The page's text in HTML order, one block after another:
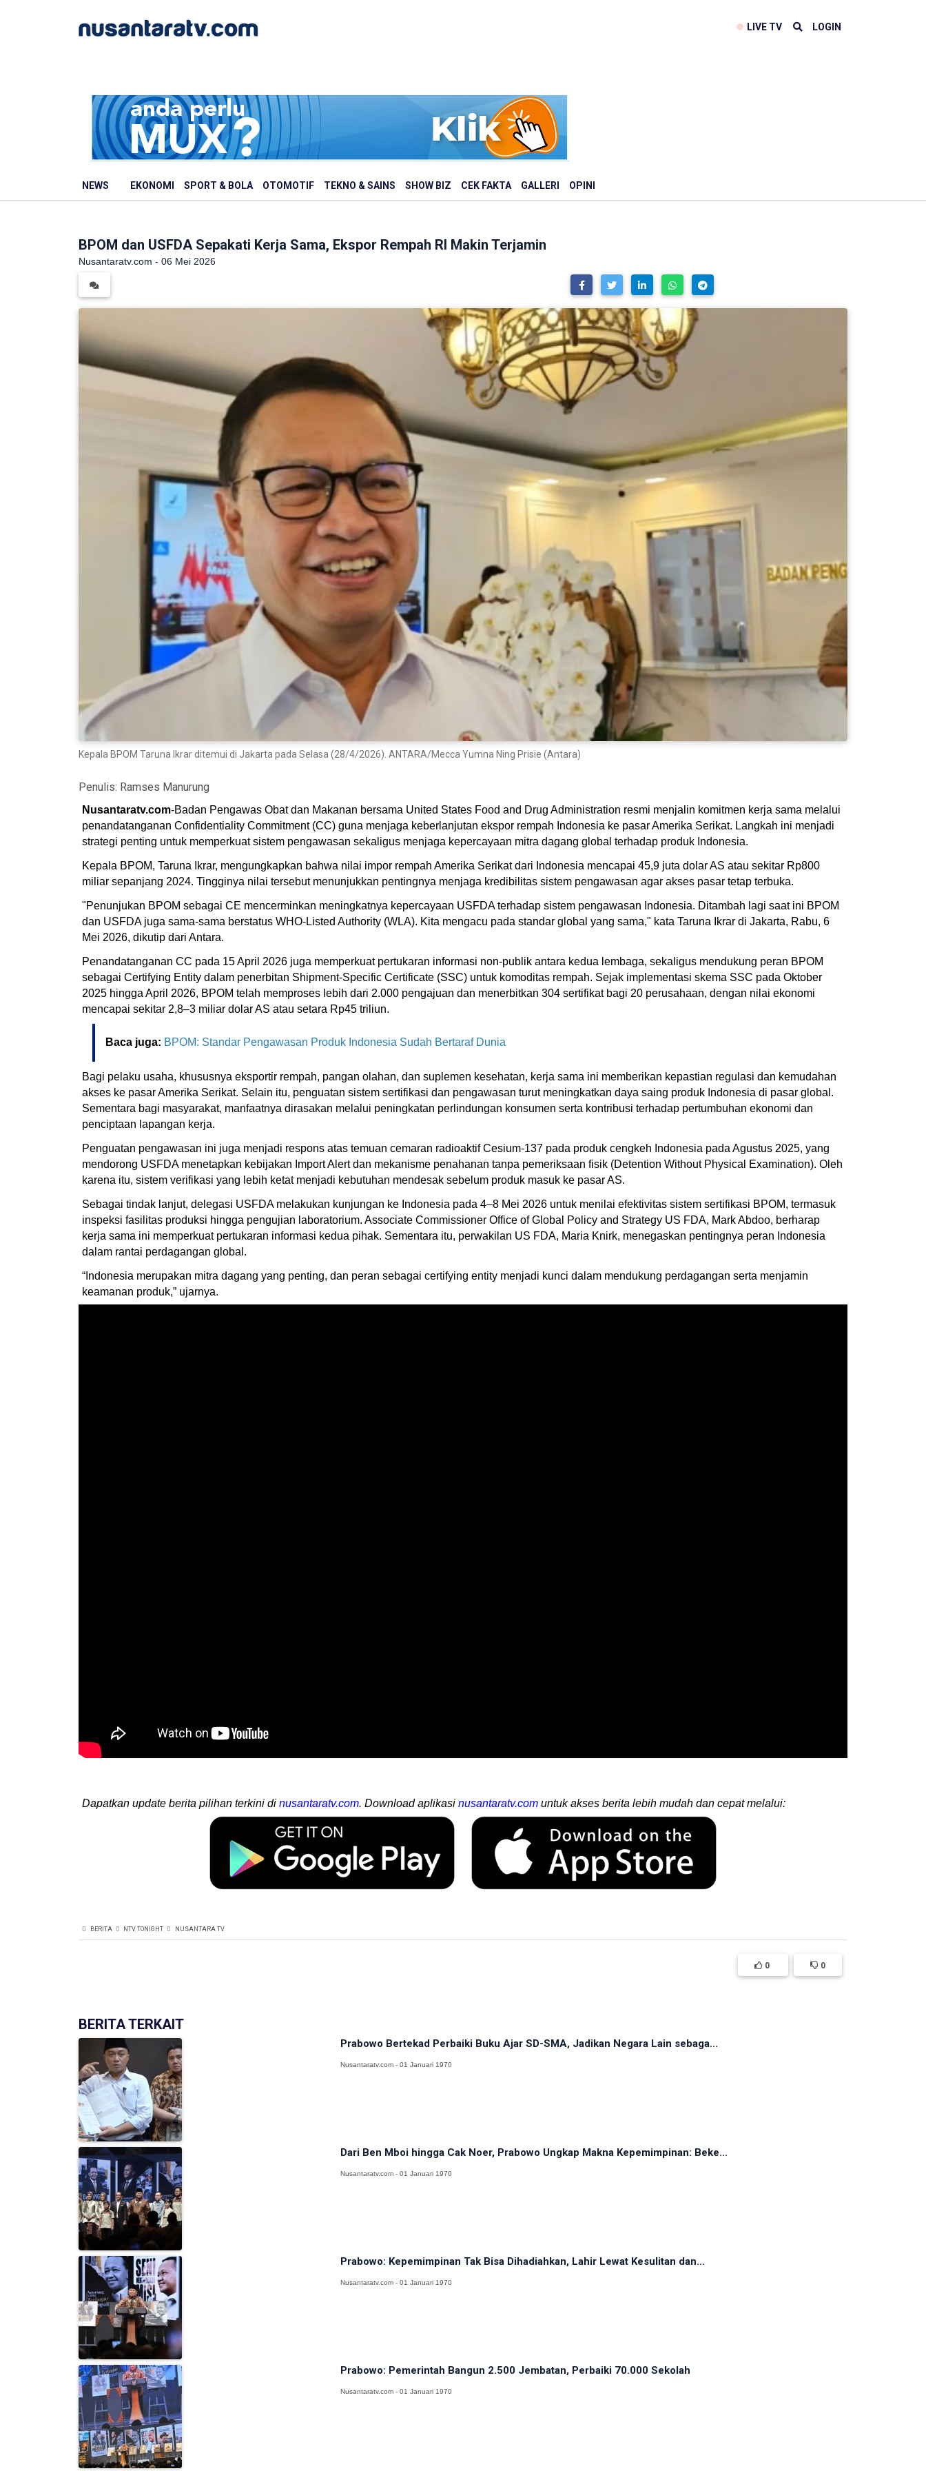
LIVE TV LOGIN
NEWS EKONOMI SPORT & BOLA OTOMOTIF TEKNO & SAINS SHOW BIZ CEK FAKTA GALLERI OPINI
BPOM dan USFDA Sepakati Kerja Sama, Ekspor Rempah RI Makin Terjamin
Nusantaratv.com - 06 Mei 2026
Kepala BPOM Taruna Ikrar ditemui di Jakarta pada Selasa (28/4/2026). ANTARA/Mecca Yumna Ning Prisie (Antara)
Penulis: Ramses Manurung
Nusantaratv.com-Badan Pengawas Obat dan Makanan bersama United States Food and Drug Administration resmi menjalin komitmen kerja sama melalui
penandatanganan Confidentiality Commitment (CC) guna menjaga keberlanjutan ekspor rempah Indonesia ke pasar Amerika Serikat. Langkah ini menjadi
strategi penting untuk memperkuat sistem pengawasan sekaligus menjaga kepercayaan mitra dagang global terhadap produk Indonesia.
Kepala BPOM, Taruna Ikrar, mengungkapkan bahwa nilai impor rempah Amerika Serikat dari Indonesia mencapai 45,9 juta dolar AS atau sekitar Rp800
miliar sepanjang 2024. Tingginya nilai tersebut menunjukkan pentingnya menjaga kredibilitas sistem pengawasan agar akses pasar tetap terbuka.
"Penunjukan BPOM sebagai CE mencerminkan meningkatnya kepercayaan USFDA terhadap sistem pengawasan Indonesia. Ditambah lagi saat ini BPOM
dan USFDA juga sama-sama berstatus WHO-Listed Authority (WLA). Kita mengacu pada standar global yang sama," kata Taruna Ikrar di Jakarta, Rabu, 6
Mei 2026, dikutip dari Antara.
Penandatanganan CC pada 15 April 2026 juga memperkuat pertukaran informasi non-publik antara kedua lembaga, sekaligus mendukung peran BPOM
sebagai Certifying Entity dalam penerbitan Shipment-Specific Certificate (SSC) untuk komoditas rempah. Sejak implementasi skema SSC pada Oktober
2025 hingga April 2026, BPOM telah memproses lebih dari 2.000 pengajuan dan menerbitkan 304 sertifikat bagi 20 perusahaan, dengan nilai ekonomi
mencapai sekitar 2,8–3 miliar dolar AS atau setara Rp45 triliun.
Baca juga: BPOM: Standar Pengawasan Produk Indonesia Sudah Bertaraf Dunia
Bagi pelaku usaha, khususnya eksportir rempah, pangan olahan, dan suplemen kesehatan, kerja sama ini memberikan kepastian regulasi dan kemudahan
akses ke pasar Amerika Serikat. Selain itu, penguatan sistem sertifikasi dan pengawasan turut meningkatkan daya saing produk Indonesia di pasar global.
Sementara bagi masyarakat, manfaatnya dirasakan melalui peningkatan perlindungan konsumen serta kontribusi terhadap pertumbuhan ekonomi dan
penciptaan lapangan kerja.
Penguatan pengawasan ini juga menjadi respons atas temuan cemaran radioaktif Cesium-137 pada produk cengkeh Indonesia pada Agustus 2025, yang
mendorong USFDA menetapkan kebijakan Import Alert dan mekanisme penahanan tanpa pemeriksaan fisik (Detention Without Physical Examination). Oleh
karena itu, sistem verifikasi yang lebih ketat menjadi kebutuhan mendesak sebelum produk masuk ke pasar AS.
Sebagai tindak lanjut, delegasi USFDA melakukan kunjungan ke Indonesia pada 4–8 Mei 2026 untuk menilai efektivitas sistem sertifikasi BPOM, termasuk
inspeksi fasilitas produksi hingga pengujian laboratorium. Associate Commissioner Office of Global Policy and Strategy US FDA, Mark Abdoo, berharap
kerja sama ini memperkuat pertukaran informasi kedua pihak. Sementara itu, perwakilan US FDA, Maria Knirk, menegaskan pentingnya peran Indonesia
dalam rantai perdagangan global.
“Indonesia merupakan mitra dagang yang penting, dan peran sebagai certifying entity menjadi kunci dalam mendukung perdagangan serta menjamin
keamanan produk,” ujarnya.
Dapatkan update berita pilihan terkini di nusantaratv.com. Download aplikasi nusantaratv.com untuk akses berita lebih mudah dan cepat melalui:
BERITA NTV TONIGHT NUSANTARA TV
0 0
BERITA TERKAIT
Prabowo Bertekad Perbaiki Buku Ajar SD-SMA, Jadikan Negara Lain sebaga...
Nusantaratv.com - 01 Januari 1970
Dari Ben Mboi hingga Cak Noer, Prabowo Ungkap Makna Kepemimpinan: Beke...
Nusantaratv.com - 01 Januari 1970
Prabowo: Kepemimpinan Tak Bisa Dihadiahkan, Lahir Lewat Kesulitan dan...
Nusantaratv.com - 01 Januari 1970
Prabowo: Pemerintah Bangun 2.500 Jembatan, Perbaiki 70.000 Sekolah
Nusantaratv.com - 01 Januari 1970